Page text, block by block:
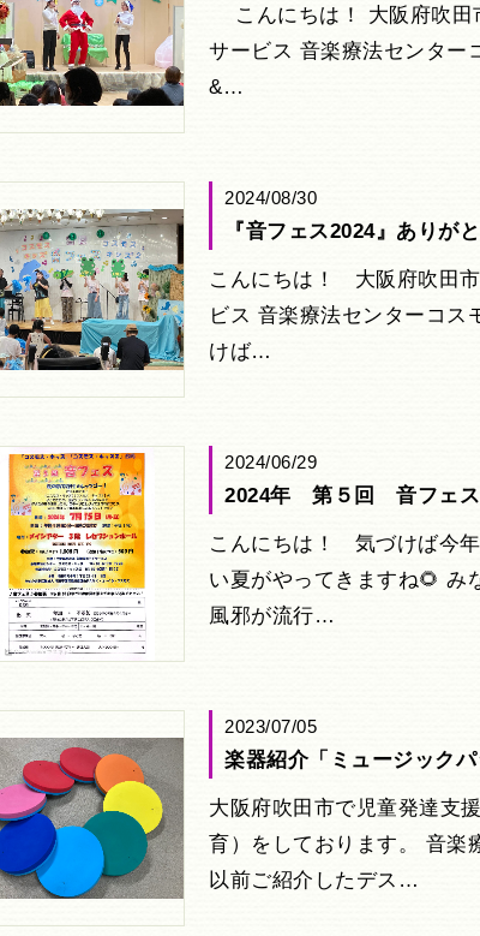
こんにちは！ 大阪府吹田
サービス 音楽療法センター
&…
2024/08/30
『音フェス2024』ありが
こんにちは！ 大阪府吹田
ビス 音楽療法センターコ
けば…
2024/06/29
2024年 第５回 音フェス
こんにちは！ 気づけば今
い夏がやってきますね🌻
風邪が流行…
2023/07/05
楽器紹介「ミュージックパ
大阪府吹田市で児童発達支
育）をしております。 音楽
以前ご紹介したデス…